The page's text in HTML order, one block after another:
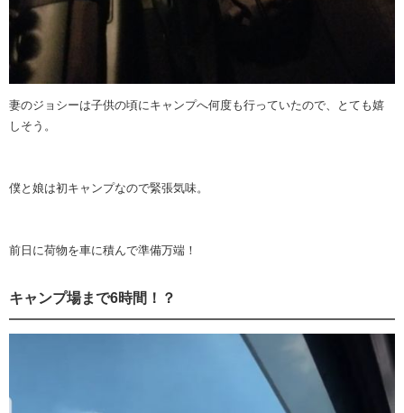
妻のジョシーは子供の頃にキャンプへ何度も行っていたので、とても嬉
しそう。
僕と娘は初キャンプなので緊張気味。
前日に荷物を車に積んで準備万端！
キャンプ場まで6時間！？